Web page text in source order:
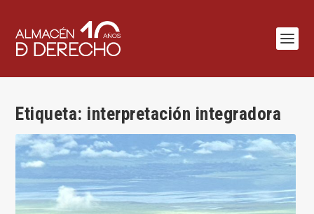
Etiqueta: interpretación integradora